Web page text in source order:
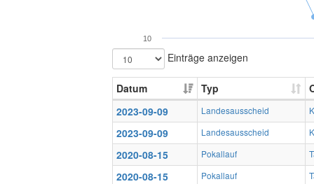
10
Einträge anzeigen
Datum Typ
2023-09-09
Landesausscheid
2023-09-09 Landesausscheid
2020-08-15 Pokallauf
2020-08-15 Pokallauf